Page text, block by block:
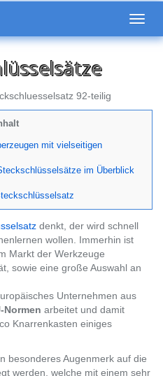
mit vielseitigen
im Überblick
denkt, der wird schnell
wollen. Immerhin ist
Markt der Werkzeuge
sowie eine große Auswahl an
Unternehmen aus
Normen arbeitet und damit
Knarrenkasten einiges
besonderes Augenmerk auf die
werden, welche mit einem sehr